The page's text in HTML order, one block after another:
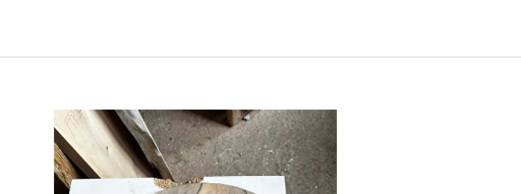
E-BOOK - EPOXIDOVÁ PRYSKYŘICE